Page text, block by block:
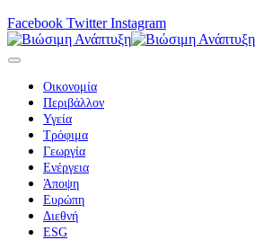
Facebook Twitter Instagram
Οικονομία
Περιβάλλον
Υγεία
Τρόφιμα
Γεωργία
Ενέργεια
Άποψη
Ευρώπη
Διεθνή
ESG